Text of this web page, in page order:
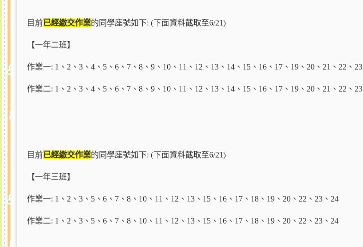
目前已經繳交作業的同學座號如下: (下面資料截取至6/21)
【一年二班】
作業一: 1 、2、3、4、5、6、7、8、9、10、11、12、13、14、15、16、17、19、20、21、22、23
作業二: 1 、2、3、4、5、6、7、8、9、10、11、12、13、14、15、16、17、19、20、21、22、23
目前已經繳交作業的同學座號如下: (下面資料截取至6/21)
【一年三班】
作業一: 1 、2、3、5、6、7、8、10、11、12、13、15、16、17、18、19、20、22、23、24
作業二: 1 、2、3、5、6、7、8、10、11、12、13、15、16、17、18、19、20、22、23、24